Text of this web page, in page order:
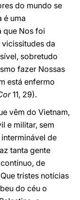
do mundo se
é uma
que Nos foi
da
sobretudo
fazer Nossas
está enfermo
11, 29).
vêm do Vietnam,
e militar, sem
de
tanta gente
de
tristes notícias
do céu o